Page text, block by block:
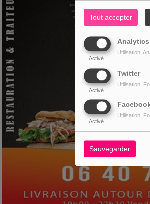
Tout accepter
Analytics
Activé
Utilisation:
Twitter
Activé
Utilisation:
Activé
Utilisation:
Sauvegarder